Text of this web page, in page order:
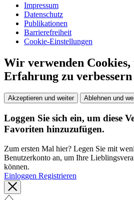
Impressum
Datenschutz
Publikationen
Barrierefreiheit
Cookie-Einstellungen
Wir verwenden
Erfahrung zu verbessern
Akzeptieren und weiter Ablehnen und
Loggen Sie sich ein, um diese
Favoriten hinzuzufügen.
Zum ersten Mal hier? Legen Sie mit
Benutzerkonto an, um Ihre
können.
Einloggen Registrieren